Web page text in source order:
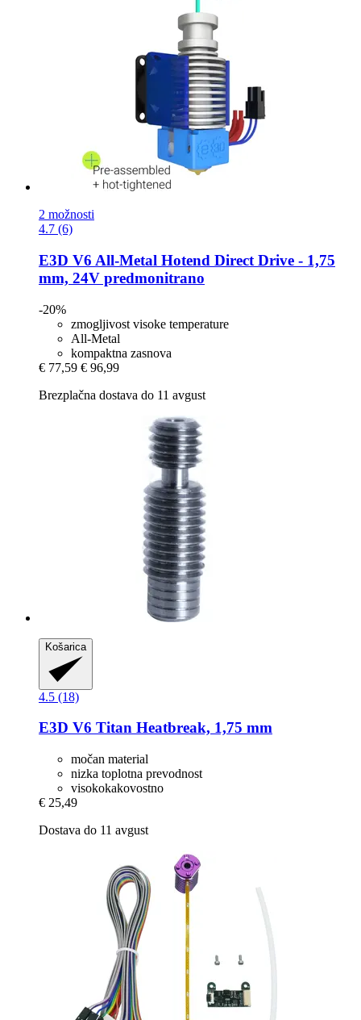
2 možnosti
4.7 (6)
E3D V6 All-​Metal Hotend Direct Drive -​ 1,75
mm, 24V predmonitrano
-20%
zmogljivost visoke temperature
All-Metal
kompaktna zasnova
€ 77,59 € 96,99
Brezplačna dostava do 11 avgust
Košarica
4.5 (18)
E3D V6 Titan Heatbreak, 1,75 mm
močan material
nizka toplotna prevodnost
visokokakovostno
€ 25,49
Dostava do 11 avgust